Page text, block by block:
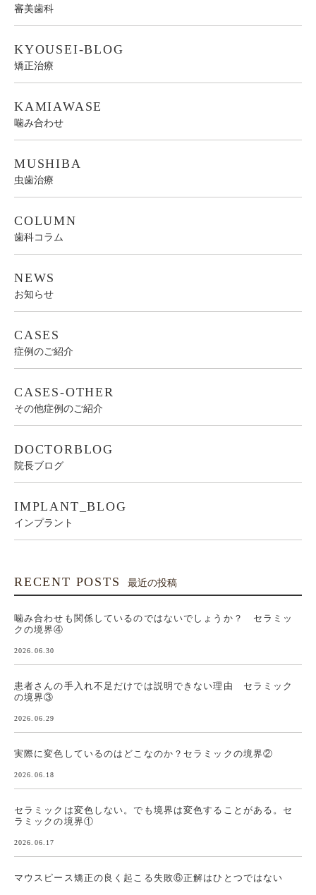
審美歯科
KYOUSEI-BLOG
矯正治療
KAMIAWASE
噛み合わせ
MUSHIBA
虫歯治療
COLUMN
歯科コラム
NEWS
お知らせ
CASES
症例のご紹介
CASES-OTHER
その他症例のご紹介
DOCTORBLOG
院長ブログ
IMPLANT_BLOG
インプラント
RECENT POSTS 最近の投稿
噛み合わせも関係しているのではないでしょうか？ セラミッ
クの境界④
2026.06.30
患者さんの手入れ不足だけでは説明できない理由 セラミック
の境界③
2026.06.29
実際に変色しているのはどこなのか？セラミックの境界②
2026.06.18
セラミックは変色しない。でも境界は変色することがある。セ
ラミックの境界①
2026.06.17
マウスピース矯正の良く起こる失敗⑥正解はひとつではない